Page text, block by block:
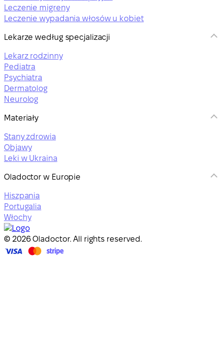
Leczenie migreny
Leczenie wypadania włosów u kobiet
Lekarze według specjalizacji
Lekarz rodzinny
Pediatra
Psychiatra
Dermatolog
Neurolog
Materiały
Stany zdrowia
Objawy
Leki w Ukraina
Oladoctor w Europie
Hiszpania
Portugalia
Włochy
© 2026 Oladoctor. All rights reserved.